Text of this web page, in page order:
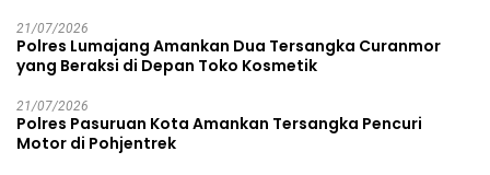
21/07/2026
Polres Lumajang Amankan Dua Tersangka Curanmor
yang Beraksi di Depan Toko Kosmetik
21/07/2026
Polres Pasuruan Kota Amankan Tersangka Pencuri
Motor di Pohjentrek